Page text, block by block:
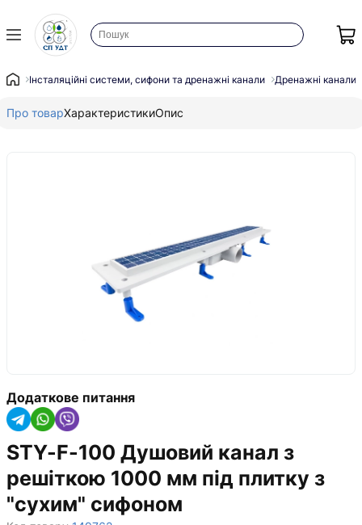
Інсталяційні системи, сифони та дренажні канали Дренажні канали
Про товарХарактеристикиОпис
Додаткове питання
STY-F-100 Душовий канал з
решіткою 1000 мм під плитку з
"сухим" сифоном